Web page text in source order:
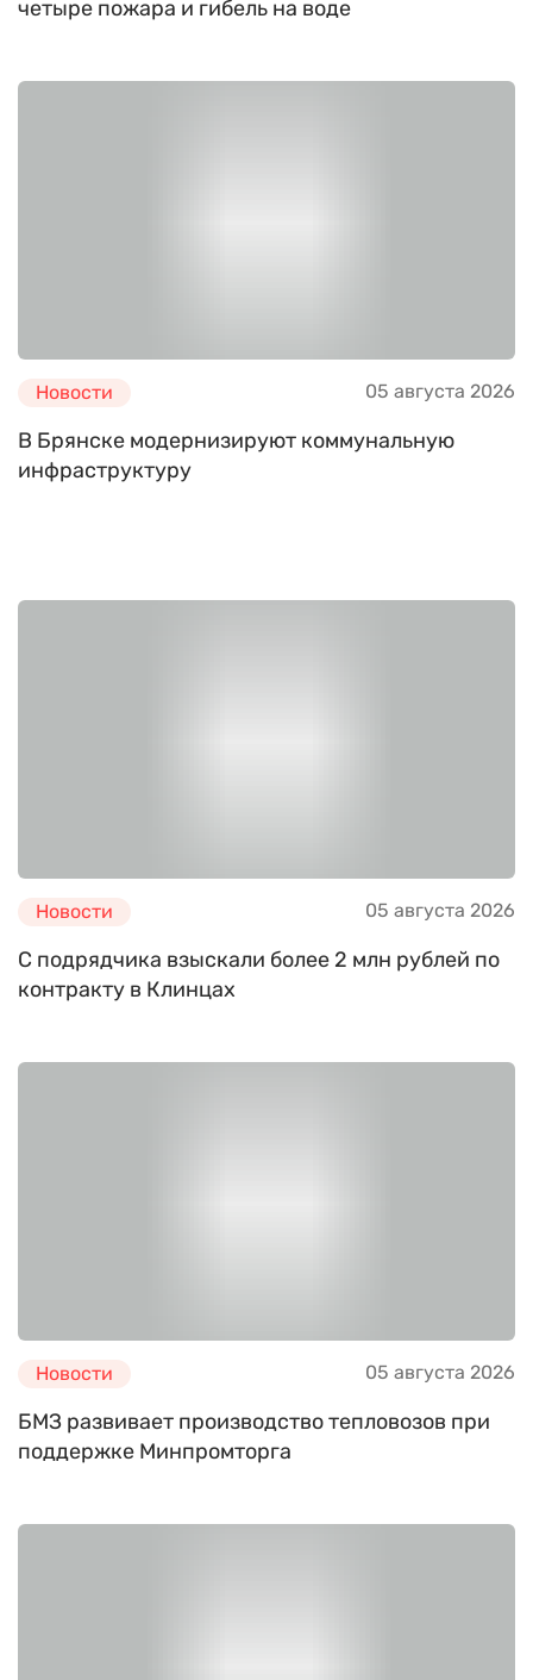
четыре пожара и гибель на воде
Новости 05 августа 2026
В Брянске модернизируют коммунальную
инфраструктуру
Новости 05 августа 2026
С подрядчика взыскали более 2 млн рублей по
контракту в Клинцах
Новости 05 августа 2026
БМЗ развивает производство тепловозов при
поддержке Минпромторга